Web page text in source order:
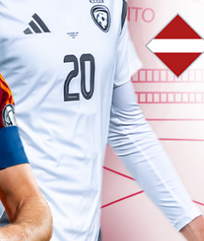
VĀRTOS! 3:0
4:0 Vārtus